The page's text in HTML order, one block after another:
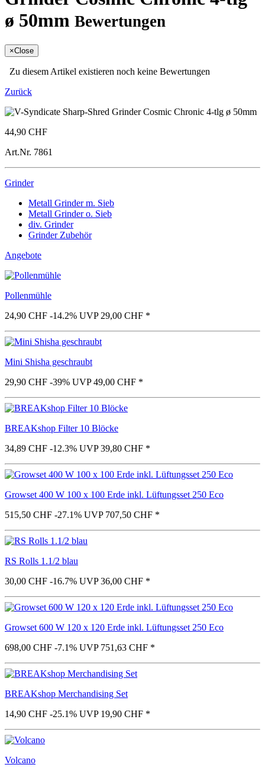
ø 50mm Bewertungen
×Close
Zu diesem Artikel existieren noch keine Bewertungen
Zurück
44,90 CHF
Art.Nr. 7861
Grinder
Metall Grinder m. Sieb
Metall Grinder o. Sieb
div. Grinder
Grinder Zubehör
Angebote
Pollenmühle
24,90 CHF -14.2% UVP 29,00 CHF *
Mini Shisha geschraubt
29,90 CHF -39% UVP 49,00 CHF *
BREAKshop Filter 10 Blöcke
34,89 CHF -12.3% UVP 39,80 CHF *
Growset 400 W 100 x 100 Erde inkl. Lüftungsset 250 Eco
515,50 CHF -27.1% UVP 707,50 CHF *
RS Rolls 1.1/2 blau
30,00 CHF -16.7% UVP 36,00 CHF *
Growset 600 W 120 x 120 Erde inkl. Lüftungsset 250 Eco
698,00 CHF -7.1% UVP 751,63 CHF *
BREAKshop Merchandising Set
14,90 CHF -25.1% UVP 19,90 CHF *
Volcano